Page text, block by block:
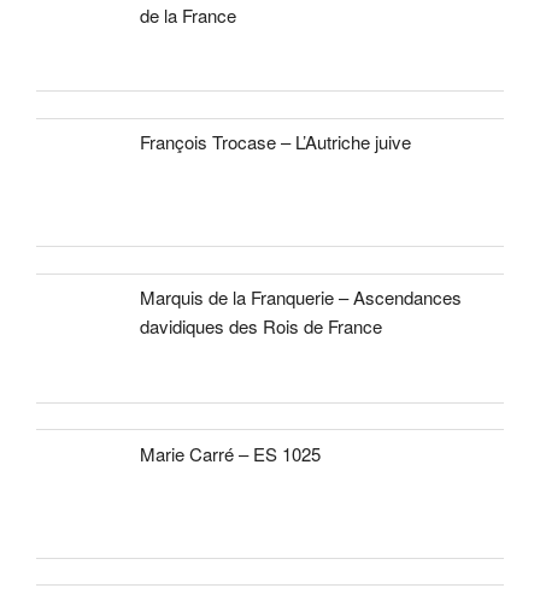
de la France
François Trocase – L’Autriche juive
Marquis de la Franquerie – Ascendances
davidiques des Rois de France
Marie Carré – ES 1025